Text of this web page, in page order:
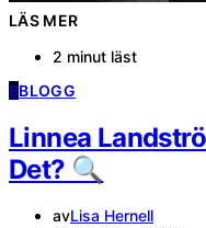
LÄS MER
2 minut läst
BBLOGG
Linnea
Det? 🔍
avLisa Hernell